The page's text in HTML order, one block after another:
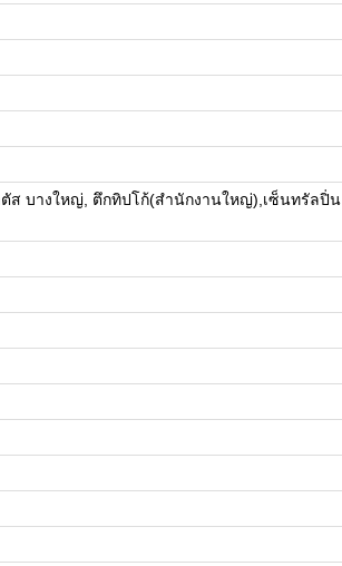
ตัส บางใหญ่, ตึกทิปโก้(สำนักงานใหญ่),เซ็นทรัลปิ่น